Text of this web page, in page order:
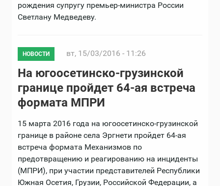
рождения супругу премьер-министра России
Светлану Медведеву.
НОВОСТИ вт, 15/03/2016 - 11:26
На югоосетинско-грузинской
границе пройдет 64-ая встреча
формата МПРИ
15 марта 2016 года на югоосетинско-грузинской
границе в районе села Эргнети пройдет 64-ая
встреча формата Механизмов по
предотвращению и реагированию на инциденты
(МПРИ), при участии представителей Республики
Южная Осетия, Грузии, Российской Федерации, а